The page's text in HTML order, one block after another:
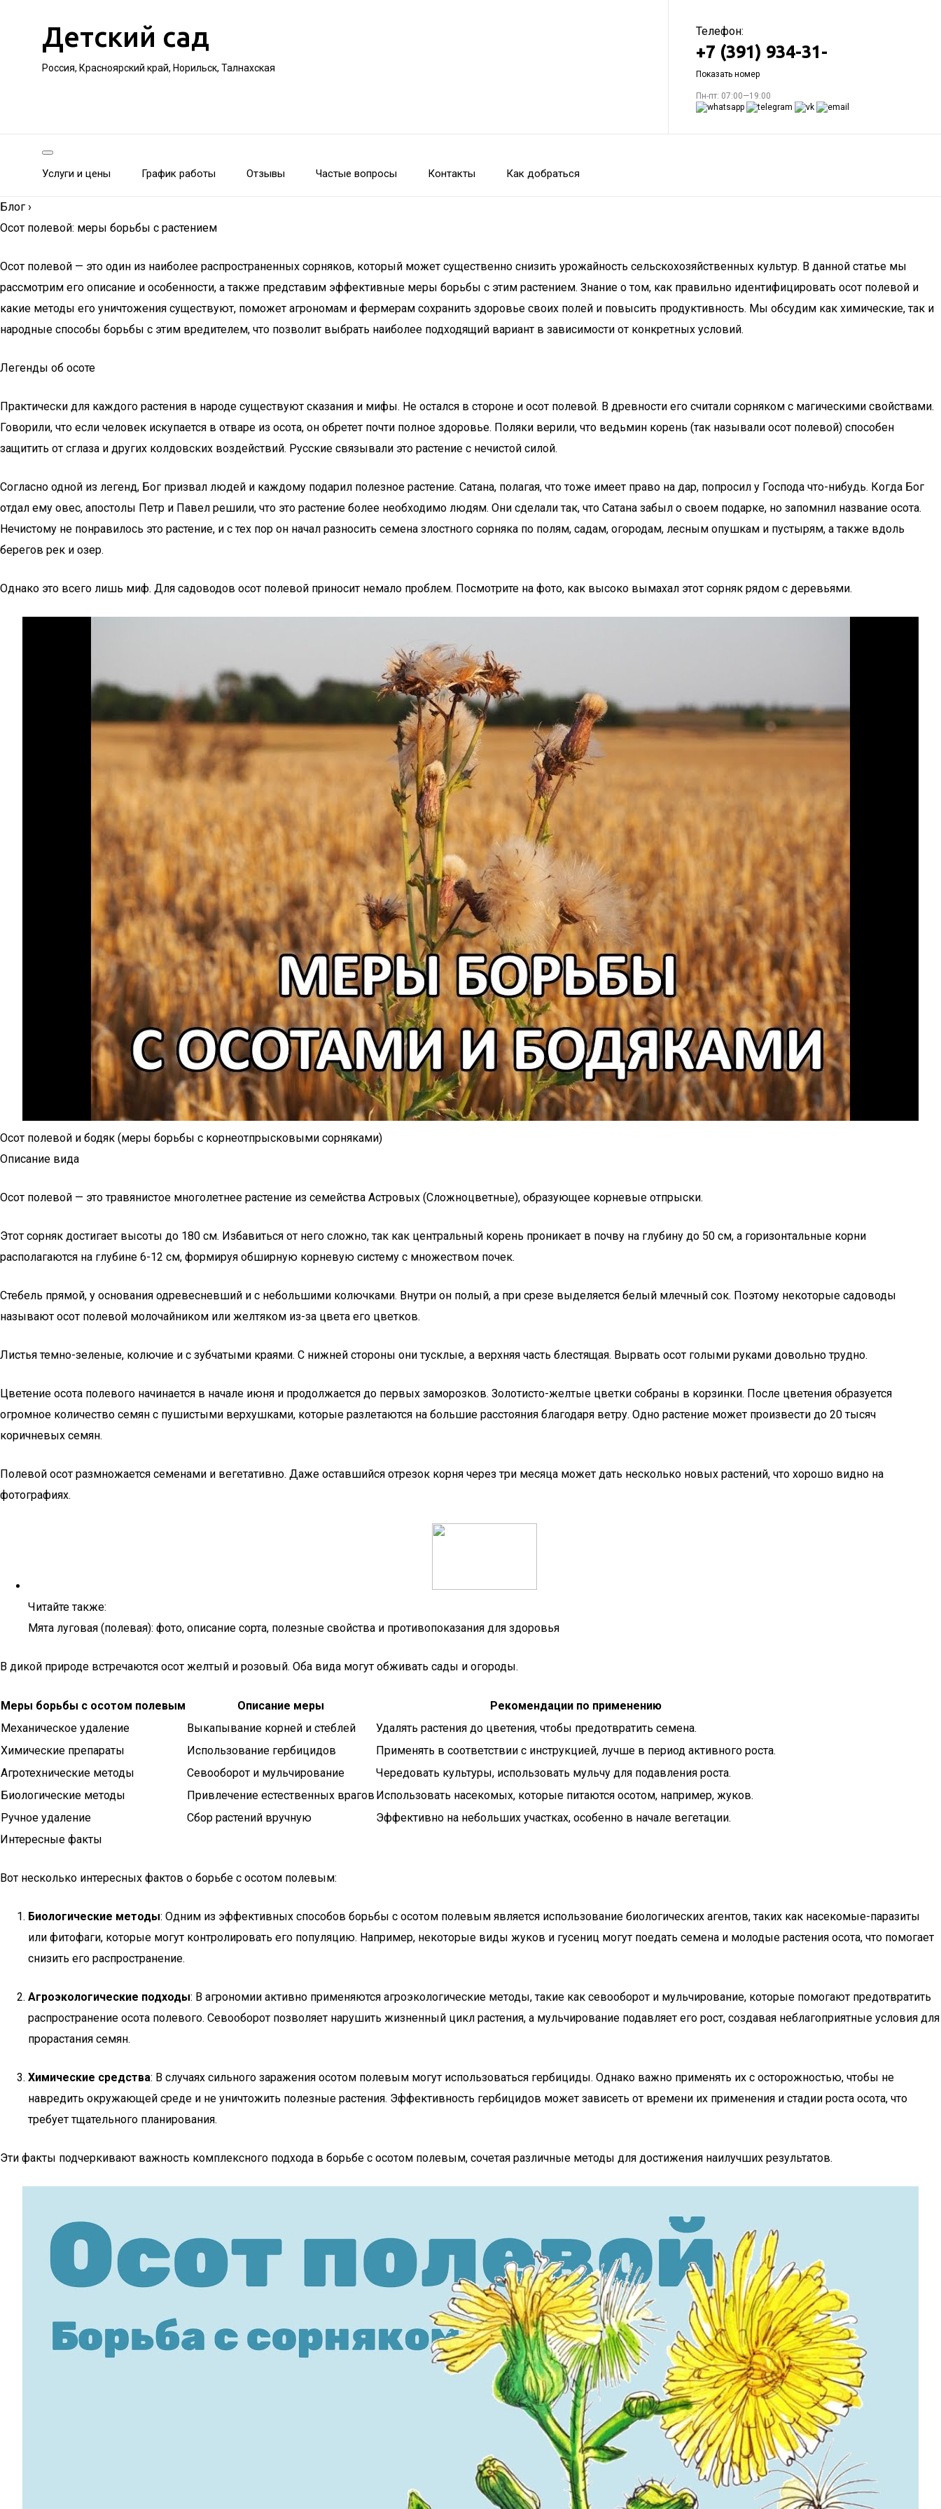
Детский сад
Россия, Красноярский край, Норильск, Талнахская
Телефон:
+7 (391) 934-31-
Показать номер
Пн-пт: 07:00—19:00
Услуги и цены График работы Отзывы Частые вопросы Контакты Как добраться
Блог ›
Осот полевой: меры борьбы с растением
Осот полевой — это один из наиболее распространенных сорняков, который может существенно снизить урожайность сельскохозяйственных культур. В данной статье мы
рассмотрим его описание и особенности, а также представим эффективные меры борьбы с этим растением. Знание о том, как правильно идентифицировать осот полевой и
какие методы его уничтожения существуют, поможет агрономам и фермерам сохранить здоровье своих полей и повысить продуктивность. Мы обсудим как химические, так и
народные способы борьбы с этим вредителем, что позволит выбрать наиболее подходящий вариант в зависимости от конкретных условий.
Легенды об осоте
Практически для каждого растения в народе существуют сказания и мифы. Не остался в стороне и осот полевой. В древности его считали сорняком с магическими свойствами.
Говорили, что если человек искупается в отваре из осота, он обретет почти полное здоровье. Поляки верили, что ведьмин корень (так называли осот полевой) способен
защитить от сглаза и других колдовских воздействий. Русские связывали это растение с нечистой силой.
Согласно одной из легенд, Бог призвал людей и каждому подарил полезное растение. Сатана, полагая, что тоже имеет право на дар, попросил у Господа что-нибудь. Когда Бог
отдал ему овес, апостолы Петр и Павел решили, что это растение более необходимо людям. Они сделали так, что Сатана забыл о своем подарке, но запомнил название осота.
Нечистому не понравилось это растение, и с тех пор он начал разносить семена злостного сорняка по полям, садам, огородам, лесным опушкам и пустырям, а также вдоль
берегов рек и озер.
Однако это всего лишь миф. Для садоводов осот полевой приносит немало проблем. Посмотрите на фото, как высоко вымахал этот сорняк рядом с деревьями.
Осот полевой и бодяк (меры борьбы с корнеотпрысковыми сорняками)
Описание вида
Осот полевой — это травянистое многолетнее растение из семейства Астровых (Сложноцветные), образующее корневые отпрыски.
Этот сорняк достигает высоты до 180 см. Избавиться от него сложно, так как центральный корень проникает в почву на глубину до 50 см, а горизонтальные корни
располагаются на глубине 6-12 см, формируя обширную корневую систему с множеством почек.
Стебель прямой, у основания одревесневший и с небольшими колючками. Внутри он полый, а при срезе выделяется белый млечный сок. Поэтому некоторые садоводы
называют осот полевой молочайником или желтяком из-за цвета его цветков.
Листья темно-зеленые, колючие и с зубчатыми краями. С нижней стороны они тусклые, а верхняя часть блестящая. Вырвать осот голыми руками довольно трудно.
Цветение осота полевого начинается в начале июня и продолжается до первых заморозков. Золотисто-желтые цветки собраны в корзинки. После цветения образуется
огромное количество семян с пушистыми верхушками, которые разлетаются на большие расстояния благодаря ветру. Одно растение может произвести до 20 тысяч
коричневых семян.
Полевой осот размножается семенами и вегетативно. Даже оставшийся отрезок корня через три месяца может дать несколько новых растений, что хорошо видно на
фотографиях.
Читайте также:
Мята луговая (полевая): фото, описание сорта, полезные свойства и противопоказания для здоровья
В дикой природе встречаются осот желтый и розовый. Оба вида могут обживать сады и огороды.
Меры борьбы с осотом полевым Описание меры
Рекомендации по применению
Механическое удаление
Выкапывание корней и стеблей
Удалять растения до цветения, чтобы предотвратить семена.
Химические препараты
Использование гербицидов
Применять в соответствии с инструкцией, лучше в период активного роста.
Агротехнические методы
Севооборот и мульчирование
Чередовать культуры, использовать мульчу для подавления роста.
Биологические методы
Привлечение естественных врагов Использовать насекомых, которые питаются осотом, например, жуков.
Ручное удаление
Сбор растений вручную
Эффективно на небольших участках, особенно в начале вегетации.
Интересные факты
Вот несколько интересных фактов о борьбе с осотом полевым:
Биологические методы: Одним из эффективных способов борьбы с осотом полевым является использование биологических агентов, таких как насекомые-паразиты
или фитофаги, которые могут контролировать его популяцию. Например, некоторые виды жуков и гусениц могут поедать семена и молодые растения осота, что помогает
снизить его распространение.
Агроэкологические подходы: В агрономии активно применяются агроэкологические методы, такие как севооборот и мульчирование, которые помогают предотвратить
распространение осота полевого. Севооборот позволяет нарушить жизненный цикл растения, а мульчирование подавляет его рост, создавая неблагоприятные условия для
прорастания семян.
Химические средства: В случаях сильного заражения осотом полевым могут использоваться гербициды. Однако важно применять их с осторожностью, чтобы не
навредить окружающей среде и не уничтожить полезные растения. Эффективность гербицидов может зависеть от времени их применения и стадии роста осота, что
требует тщательного планирования.
Эти факты подчеркивают важность комплексного подхода в борьбе с осотом полевым, сочетая различные методы для достижения наилучших результатов.